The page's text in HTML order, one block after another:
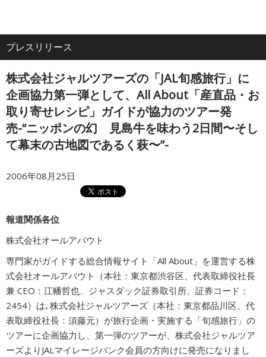
All
About
シ
ョ
ン
ホーム
企業情報
IR・投資家情報
プレスリリース
広告商品のご案内
ソーシャルアカウント
株式会社ジャルツアーズの「JAL旬感旅行」に
企画協力第一弾として、All About「産直品・お
取り寄せレシピ」ガイドが協力のツアー発
売-“ニッポンの幻 見島牛を味わう2日間〜そし
て幕末の古地図であるく萩〜”-
2006年08月25日
報道関係各位
株式会社オールアバウト
専門家がガイドする総合情報サイト「All About」を運営する株
式会社オールアバウト（本社：東京都渋谷区、代表取締役社長
兼 CEO：江幡哲也、ジャスダック証券取引所、証券コード：
2454）は､株式会社ジャルツアーズ（本社：東京都品川区、代
表取締役社長：須藤元）が旅行企画・実施する「旬感旅行」の
ツアーに企画協力し、第一弾のツアーが、株式会社ジャルツア
ーズよりJALマイレージバンク会員の方向けに発売になりまし
プレスリリース